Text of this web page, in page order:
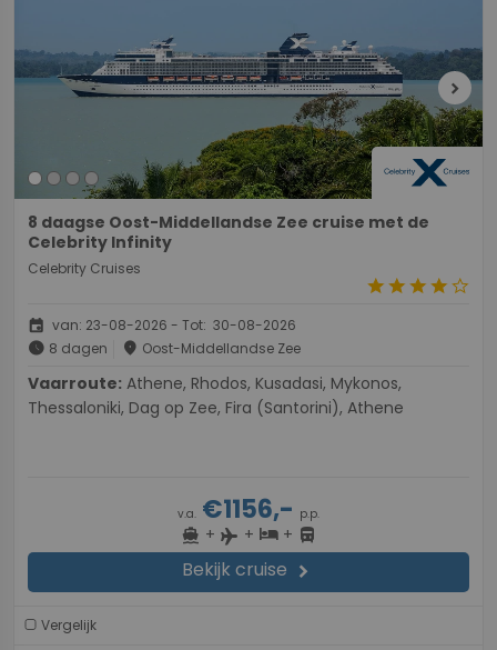
chevron_right
8 daagse Oost-Middellandse Zee cruise met de
Celebrity Infinity
Celebrity Cruises
starstarstarstarstar_border
event van: 23-08-2026 - Tot: 30-08-2026
schedule 8 dagen place Oost-Middellandse Zee
Vaarroute:
Thessaloniki, Dag op Zee, Fira (Santorini), Athene
v.a. €1156,- p.p.
directions_boat + flight + hotel+ directions_bus
Bekijk cruise chevron_right
Vergelijk